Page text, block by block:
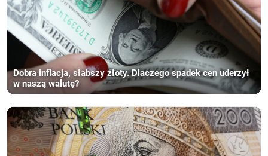
Dobra inflacja, słabszy złoty. Dlaczego spadek cen uderzył
w naszą walutę?